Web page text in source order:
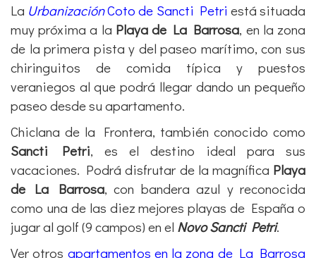
La UrbanizaciónCoto de Sancti Petri está situada
muy próxima a la Playa de La Barrosa, en la zona
de la primera pista y del paseo marítimo, con sus
chiringuitos de comida típica y puestos
veraniegos al que podrá llegar dando un pequeño
paseo desde su apartamento.
Chiclana de la Frontera, también conocido como
Sancti Petri, es el destino ideal para sus
vacaciones. Podrá disfrutar de la magnífica Playa
de La Barrosa, con bandera azul y reconocida
como una de las diez mejores playas de España o
jugar al golf (9 campos) en el Novo Sancti Petri.
Ver otros apartamentos en la zona de La Barrosa